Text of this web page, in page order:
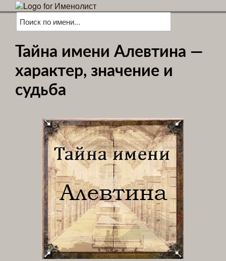
Тайна имени Алевтина —
характер, значение и
судьба